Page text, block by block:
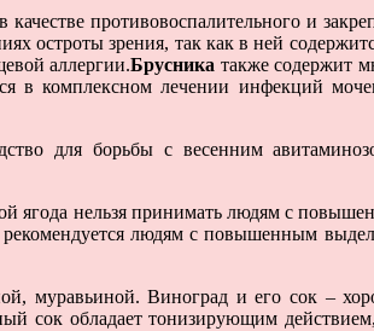
противовоспалительного и
остроты зрения, так как в ней
аллергии.Брусника также содержит
в комплексном лечении инфекций
для борьбы с весенним
ягода нельзя принимать людям с
людям с повышенным
муравьиной. Виноград и его сок –
сок обладает тонизирующим